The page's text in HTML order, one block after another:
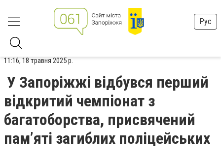
Рус
11:16, 18 травня 2025 р.
У Запоріжжі відбувся перший
відкритий чемпіонат з
багатоборства, присвячений
пам’яті загиблих поліцейських